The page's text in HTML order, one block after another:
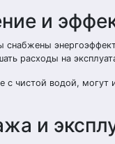
и
снабжены
расходы на
чистой водой, могут
и